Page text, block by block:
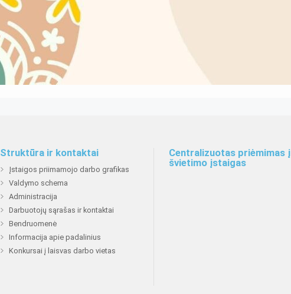
Struktūra ir kontaktai
Įstaigos priimamojo darbo grafikas
Valdymo schema
Administracija
Darbuotojų sąrašas ir kontaktai
Bendruomenė
Informacija apie padalinius
Konkursai į laisvas darbo vietas
Centralizuotas priėmimas į
švietimo įstaigas